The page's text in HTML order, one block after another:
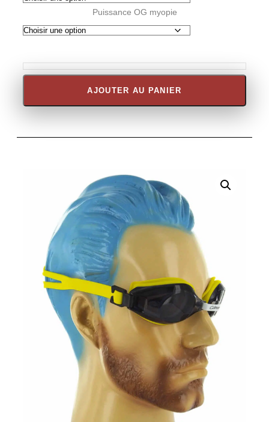
Puissance OG myopie
AJOUTER AU PANIER